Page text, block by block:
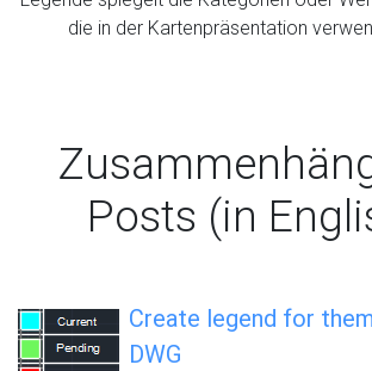
die in der Kartenpräsentation
Posts (in
Create legend for
DWG